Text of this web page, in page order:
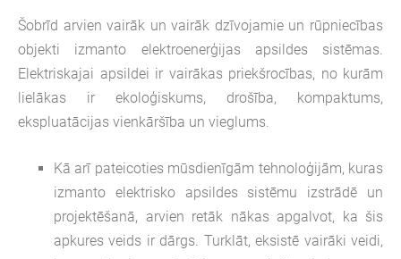
Šobrīd arvien vairāk un vairāk dzīvojamie un rūpniecības
objekti izmanto elektroenerģijas apsildes sistēmas.
Elektriskajai apsildei ir vairākas priekšrocības, no kurām
lielākas ir ekoloģiskums, drošība, kompaktums,
ekspluatācijas vienkāršība un vieglums.
Kā arī pateicoties mūsdienīgām tehnoloģijām, kuras
izmanto elektrisko apsildes sistēmu izstrādē un
projektēšanā, arvien retāk nākas apgalvot, ka šis
apkures veids ir dārgs. Turklāt, eksistē vairāki veidi,